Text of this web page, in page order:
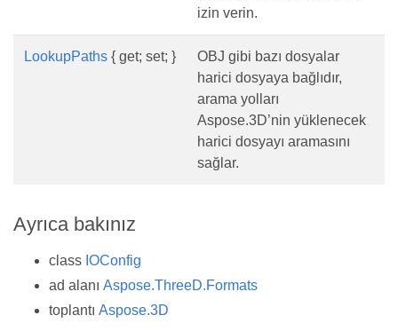
izin verin.
LookupPaths { get; set; }
OBJ gibi bazı dosyalar
harici dosyaya bağlıdır,
arama yolları
Aspose.3D’nin yüklenecek
harici dosyayı aramasını
sağlar.
Ayrıca bakınız
class IOConfig
ad alanı Aspose.ThreeD.Formats
toplantı Aspose.3D